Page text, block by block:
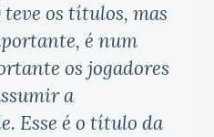
teve os títulos, mas
é num
os jogadores
a
Esse é o título da